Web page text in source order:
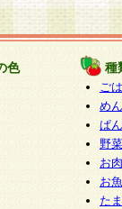
する場合は、
して委託を行
問い合わせ窓口
件により取得
の訂正・追加
禁止（以下、
ます。
色 種
ご
めん
ぱん
野
お
お
た